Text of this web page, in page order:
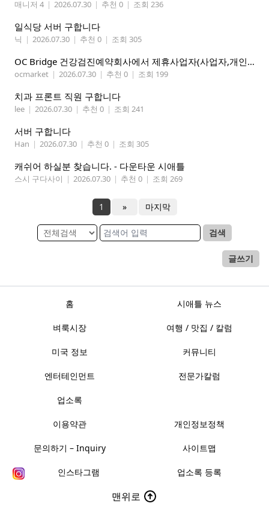
매니저 4 | 2026.07.30 | 추천 0 | 조회 236
일식당 서버 구합니다
닉 | 2026.07.30 | 추천 0 | 조회 305
OC Bridge 건강검진예약회사에서 제휴사업자(사업자,개인)모집 (재택근무)
ocmarket | 2026.07.30 | 추천 0 | 조회 199
치과 프론트 직원 구합니다
lee | 2026.07.30 | 추천 0 | 조회 241
서버 구합니다
Han | 2026.07.30 | 추천 0 | 조회 305
캐쉬어 하실분 찾습니다. - 다운타운 시애틀
스시 구다사이 | 2026.07.30 | 추천 0 | 조회 269
1 » 마지막
검색
글쓰기
홈 시애틀 뉴스
벼룩시장 여행 / 맛집 / 칼럼
미국 정보 커뮤니티
엔터테인먼트 전문가칼럼
업소록
이용약관 개인정보정책
문의하기 – Inquiry 사이트맵
인스타그램 업소록 등록
맨위로